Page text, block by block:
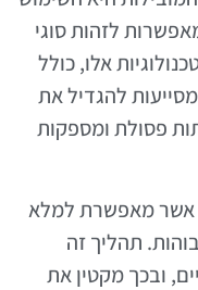
לזהות סוגי
אלו, כולל
להגדיל את
פסולת ומספקות
אשר מאפשרת למלא
תהליך זה
ובכך מקטין את